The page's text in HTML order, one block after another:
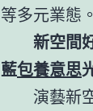
等多元業態。
新空間
藍包養意思
演藝新